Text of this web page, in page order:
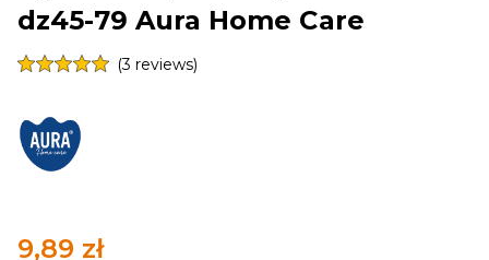
dz45-79 Aura Home Care
(3 reviews)
Cena
9,89 zł